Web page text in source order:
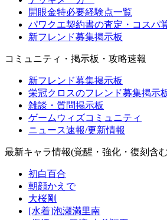
開眼金特必要経験点一覧
パワクエ契約書の査定・コスパ
新フレンド募集掲示板
コミュニティ・掲示板・攻略速報
新フレンド募集掲示板
栄冠クロスのフレンド募集掲示
雑談・質問掲示板
ゲームウィズコミュニティ
ニュース速報/更新情報
最新キャラ情報(覚醒・強化・復刻含
初白百合
朝顔かえで
大桜剛
[水着]泡瀬満里南